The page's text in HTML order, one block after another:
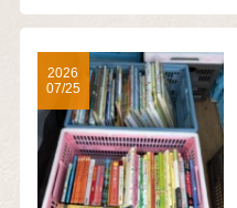
2026
07/25